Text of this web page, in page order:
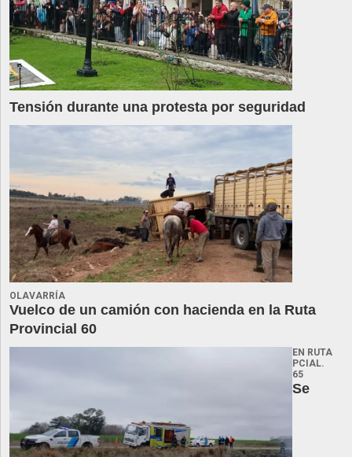
Tensión durante una protesta por seguridad
OLAVARRÍA
Vuelco de un camión con hacienda en la Ruta
Provincial 60
EN RUTA
PCIAL.
65
Se